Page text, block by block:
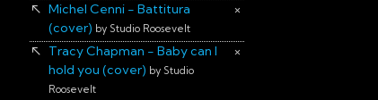
×
Michel Cenni - Battitura
(cover) by Studio Roosevelt
×
Tracy Chapman - Baby can I
hold you (cover) by Studio
Roosevelt